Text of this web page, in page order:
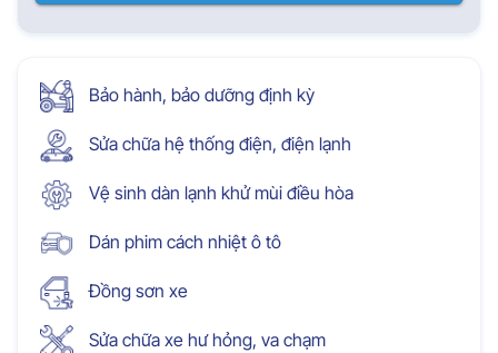
Bảo hành, bảo dưỡng định kỳ
Sửa chữa hệ thống điện, điện lạnh
Vệ sinh dàn lạnh khử mùi điều hòa
Dán phim cách nhiệt ô tô
Đồng sơn xe
Sửa chữa xe hư hỏng, va chạm